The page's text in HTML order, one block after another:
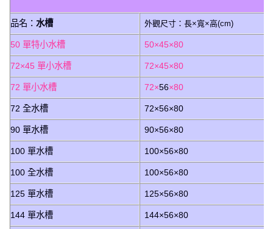
品名： 水槽 外觀尺寸：長×寬×高(cm)
50 單特小水槽 50×45×80
72×45 單小水槽 72×45×80
72 單小水槽 72×56×80
72 全水槽 72×56×80
90 單水槽 90×56×80
100 單水槽 100×56×80
100 全水槽 100×56×80
125 單水槽 125×56×80
144 單水槽 144×56×80